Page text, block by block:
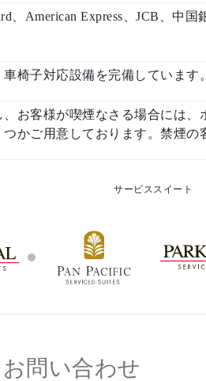
、American Express、JCB、中
椅子対応設備を完備しています。
お客様が喫煙なさる場合には
かご用意しております。禁煙
サービススイート
問い合わせ